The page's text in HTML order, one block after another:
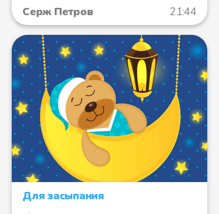
Серж Петров
21:44
Для засыпания